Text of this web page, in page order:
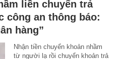
liền chuyển trả
công an thông báo:
hàng”
Nhận tiền chuyển khoản nhầm
từ người lạ rồi chuyển khoản trả